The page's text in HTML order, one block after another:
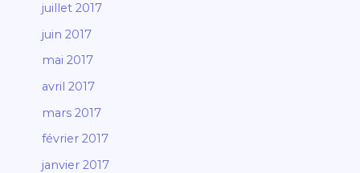
juillet 2017
juin 2017
mai 2017
avril 2017
mars 2017
février 2017
janvier 2017